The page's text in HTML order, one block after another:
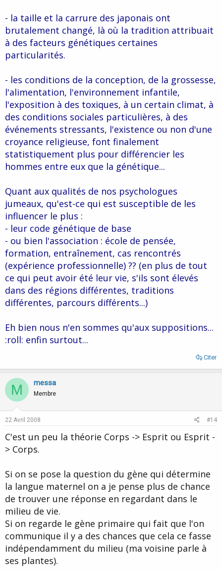
- la taille et la carrure des japonais ont
brutalement changé, là où la tradition attribuait
à des facteurs génétiques certaines
particularités.
- les conditions de la conception, de la grossesse,
l'alimentation, l'environnement infantile,
l'exposition à des toxiques, à un certain climat, à
des conditions sociales particulières, à des
événements stressants, l'existence ou non d'une
croyance religieuse, font finalement
statistiquement plus pour différencier les
hommes entre eux que la génétique...
Quant aux qualités de nos psychologues
jumeaux, qu'est-ce qui est susceptible de les
influencer le plus :
- leur code génétique de base
- ou bien l'association : école de pensée,
formation, entraînement, cas rencontrés
(expérience professionnelle) ?? (en plus de tout
ce qui peut avoir été leur vie, s'ils sont élevés
dans des régions différentes, traditions
différentes, parcours différents...)
Eh bien nous n'en sommes qu'aux suppositions...
:roll: enfin surtout...
Citer
M messa
Membre
22 Avril 2008 #14
C'est un peu la théorie Corps -> Esprit ou Esprit -
> Corps.
Si on se pose la question du gène qui détermine
la langue maternel on a je pense plus de chance
de trouver une réponse en regardant dans le
milieu de vie.
Si on regarde le gène primaire qui fait que l'on
communique il y a des chances que cela ce fasse
indépendamment du milieu (ma voisine parle à
ses plantes).